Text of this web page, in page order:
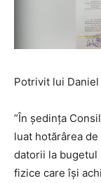
Potrivit lui
”În ședința
luat hotărârea
datorii la
fizice care își